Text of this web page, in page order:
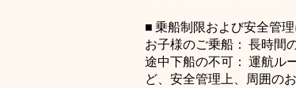
■ 乗船制限および安全管
お子様のご乗船： 長時間
途中下船の不可： 運航ル
ど、安全管理上、周囲の